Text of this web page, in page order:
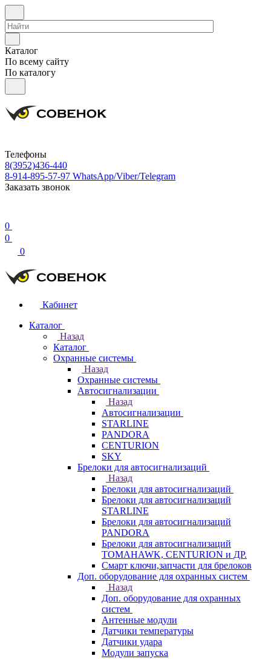
Каталог
По всему сайту
По каталогу
Телефоны
8(3952)436-440
8-914-895-57-97 WhatsApp/Viber/Telegram
Заказать звонок
0
0
0
Кабинет
Каталог
Назад
Каталог
Охранные системы
Назад
Охранные системы
Автосигнализации
Назад
Автосигнализации
STARLINE
PANDORA
CENTURION
SKY
Брелоки для автосигнализаций
Назад
Брелоки для автосигнализаций
Брелоки для автосигнализаций
STARLINE
Брелоки для автосигнализаций
PANDORA
Брелоки для автосигнализаций
TOMAHAWK, CENTURION и ДР.
Смарт ключи,запчасти для брелоков
Доп. оборудование для охранных систем
Назад
Доп. оборудование для охранных
систем
Антенные модули
Датчики температуры
Датчики удара
Модули запуска